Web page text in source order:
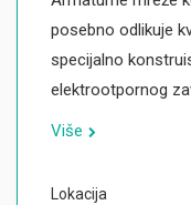
posebno odlikuje
specijalno
elektrootpornog
Više
Lokacija